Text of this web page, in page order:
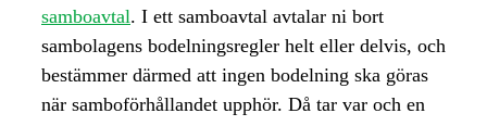
samboavtal. I ett samboavtal avtalar ni bort
sambolagens bodelningsregler helt eller delvis, och
bestämmer därmed att ingen bodelning ska göras
när samboförhållandet upphör. Då tar var och en